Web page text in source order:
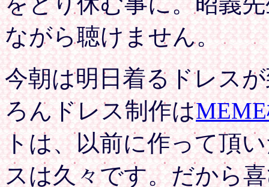
ながら聴けません。
今朝は明日着るドレス
ろんドレス制作は
トは、以前に作って頂
スは久々です。だから